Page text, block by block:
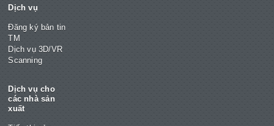
Dịch vụ
Đăng ký bản tin
TM
Dịch vụ 3D/VR
Scanning
Dịch vụ cho
các nhà sản
xuất